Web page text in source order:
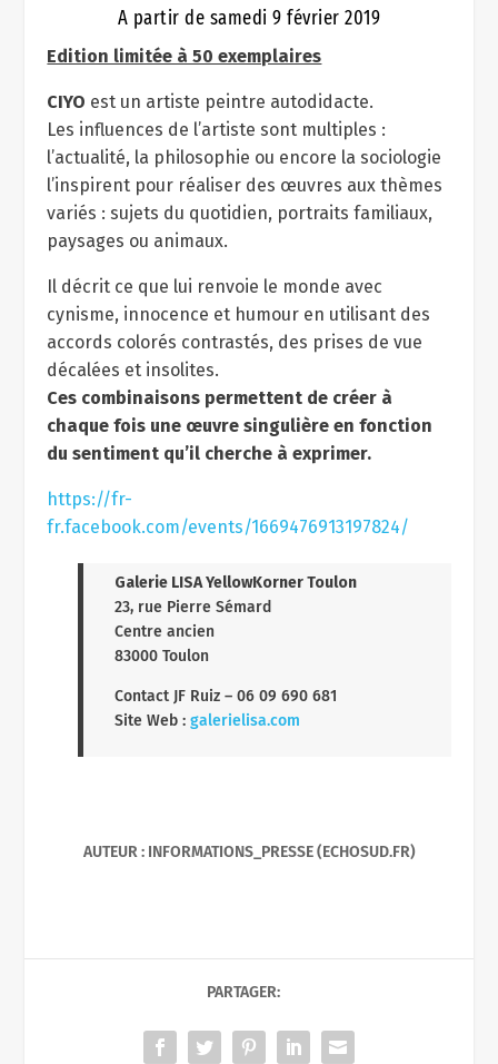
A partir de samedi 9 février 2019
Edition limitée à 50 exemplaires
CIYO est un artiste peintre autodidacte.
Les influences de l’artiste sont multiples :
l’actualité, la philosophie ou encore la sociologie
l’inspirent pour réaliser des œuvres aux thèmes
variés : sujets du quotidien, portraits familiaux,
paysages ou animaux.
Il décrit ce que lui renvoie le monde avec
cynisme, innocence et humour en utilisant des
accords colorés contrastés, des prises de vue
décalées et insolites.
Ces combinaisons permettent de créer à
chaque fois une œuvre singulière en fonction
du sentiment qu’il cherche à exprimer.
https://fr-
fr.facebook.com/events/1669476913197824/
Galerie LISA YellowKorner Toulon
23, rue Pierre Sémard
Centre ancien
83000 Toulon
Contact JF Ruiz – 06 09 690 681
Site Web :galerielisa.com
AUTEUR : INFORMATIONS_PRESSE (ECHOSUD.FR)
PARTAGER: